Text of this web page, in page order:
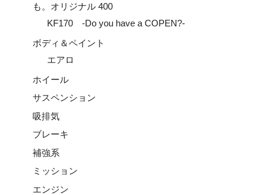
も。オリジナル 400
KF170 -Do you have a COPEN?-
ボディ＆ペイント
エアロ
ホイール
サスペンション
吸排気
ブレーキ
補強系
ミッション
エンジン